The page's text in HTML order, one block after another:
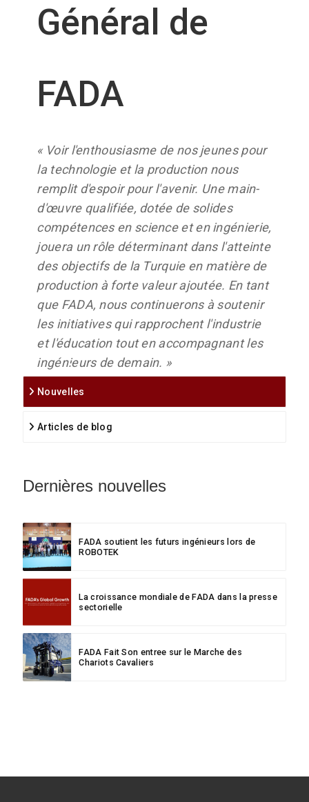
Général de
FADA
« Voir l'enthousiasme de nos jeunes pour
la technologie et la production nous
remplit d'espoir pour l'avenir. Une main-
d'œuvre qualifiée, dotée de solides
compétences en science et en ingénierie,
jouera un rôle déterminant dans l'atteinte
des objectifs de la Turquie en matière de
production à forte valeur ajoutée. En tant
que FADA, nous continuerons à soutenir
les initiatives qui rapprochent l'industrie
et l'éducation tout en accompagnant les
ingénieurs de demain. »
Nouvelles
Articles de blog
Dernières nouvelles
FADA soutient les futurs ingénieurs lors de
ROBOTEK
La croissance mondiale de FADA dans la presse
sectorielle
FADA Fait Son entree sur le Marche des
Chariots Cavaliers